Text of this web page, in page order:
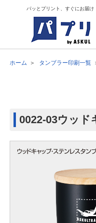
パッとプリント、すぐにお届け
ホーム タンブラー印刷一覧
0022-03ウッ